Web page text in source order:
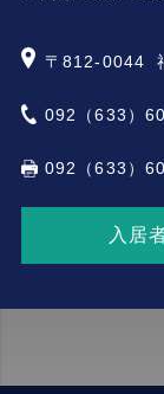
〒812-0044
092（633）
092（633）
入居